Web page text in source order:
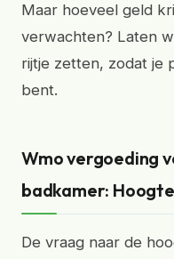
Maar hoeveel geld
verwachten? Laten
rijtje zetten, zodat je
bent.
Wmo vergoeding
badkamer:
De vraag naar de